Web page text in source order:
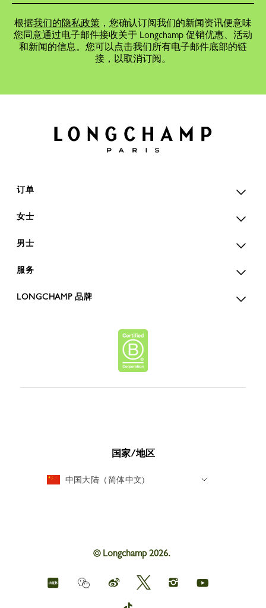
根据我们的隐私政策 ，您确认订阅我们的新闻资讯便意味
您同意通过电子邮件接收关于 Longchamp 促销优惠、活动
和新闻的信息。您可以点击我们所有电子邮件底部的链
接，以取消订阅。
订单
女士
男士
服务
LONGCHAMP 品牌
国家/地区
中国大陆（简体中文)
© Longchamp 2026.
Longchamp
on
WeichatLongchamp
on
Longchamp
on
Longchamp
on
Longchamp
on
Longchamp